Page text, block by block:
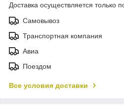
Доставка осуществляется только
Самовывоз
Транспортная компания
Авиа
Поездом
Все условия доставки